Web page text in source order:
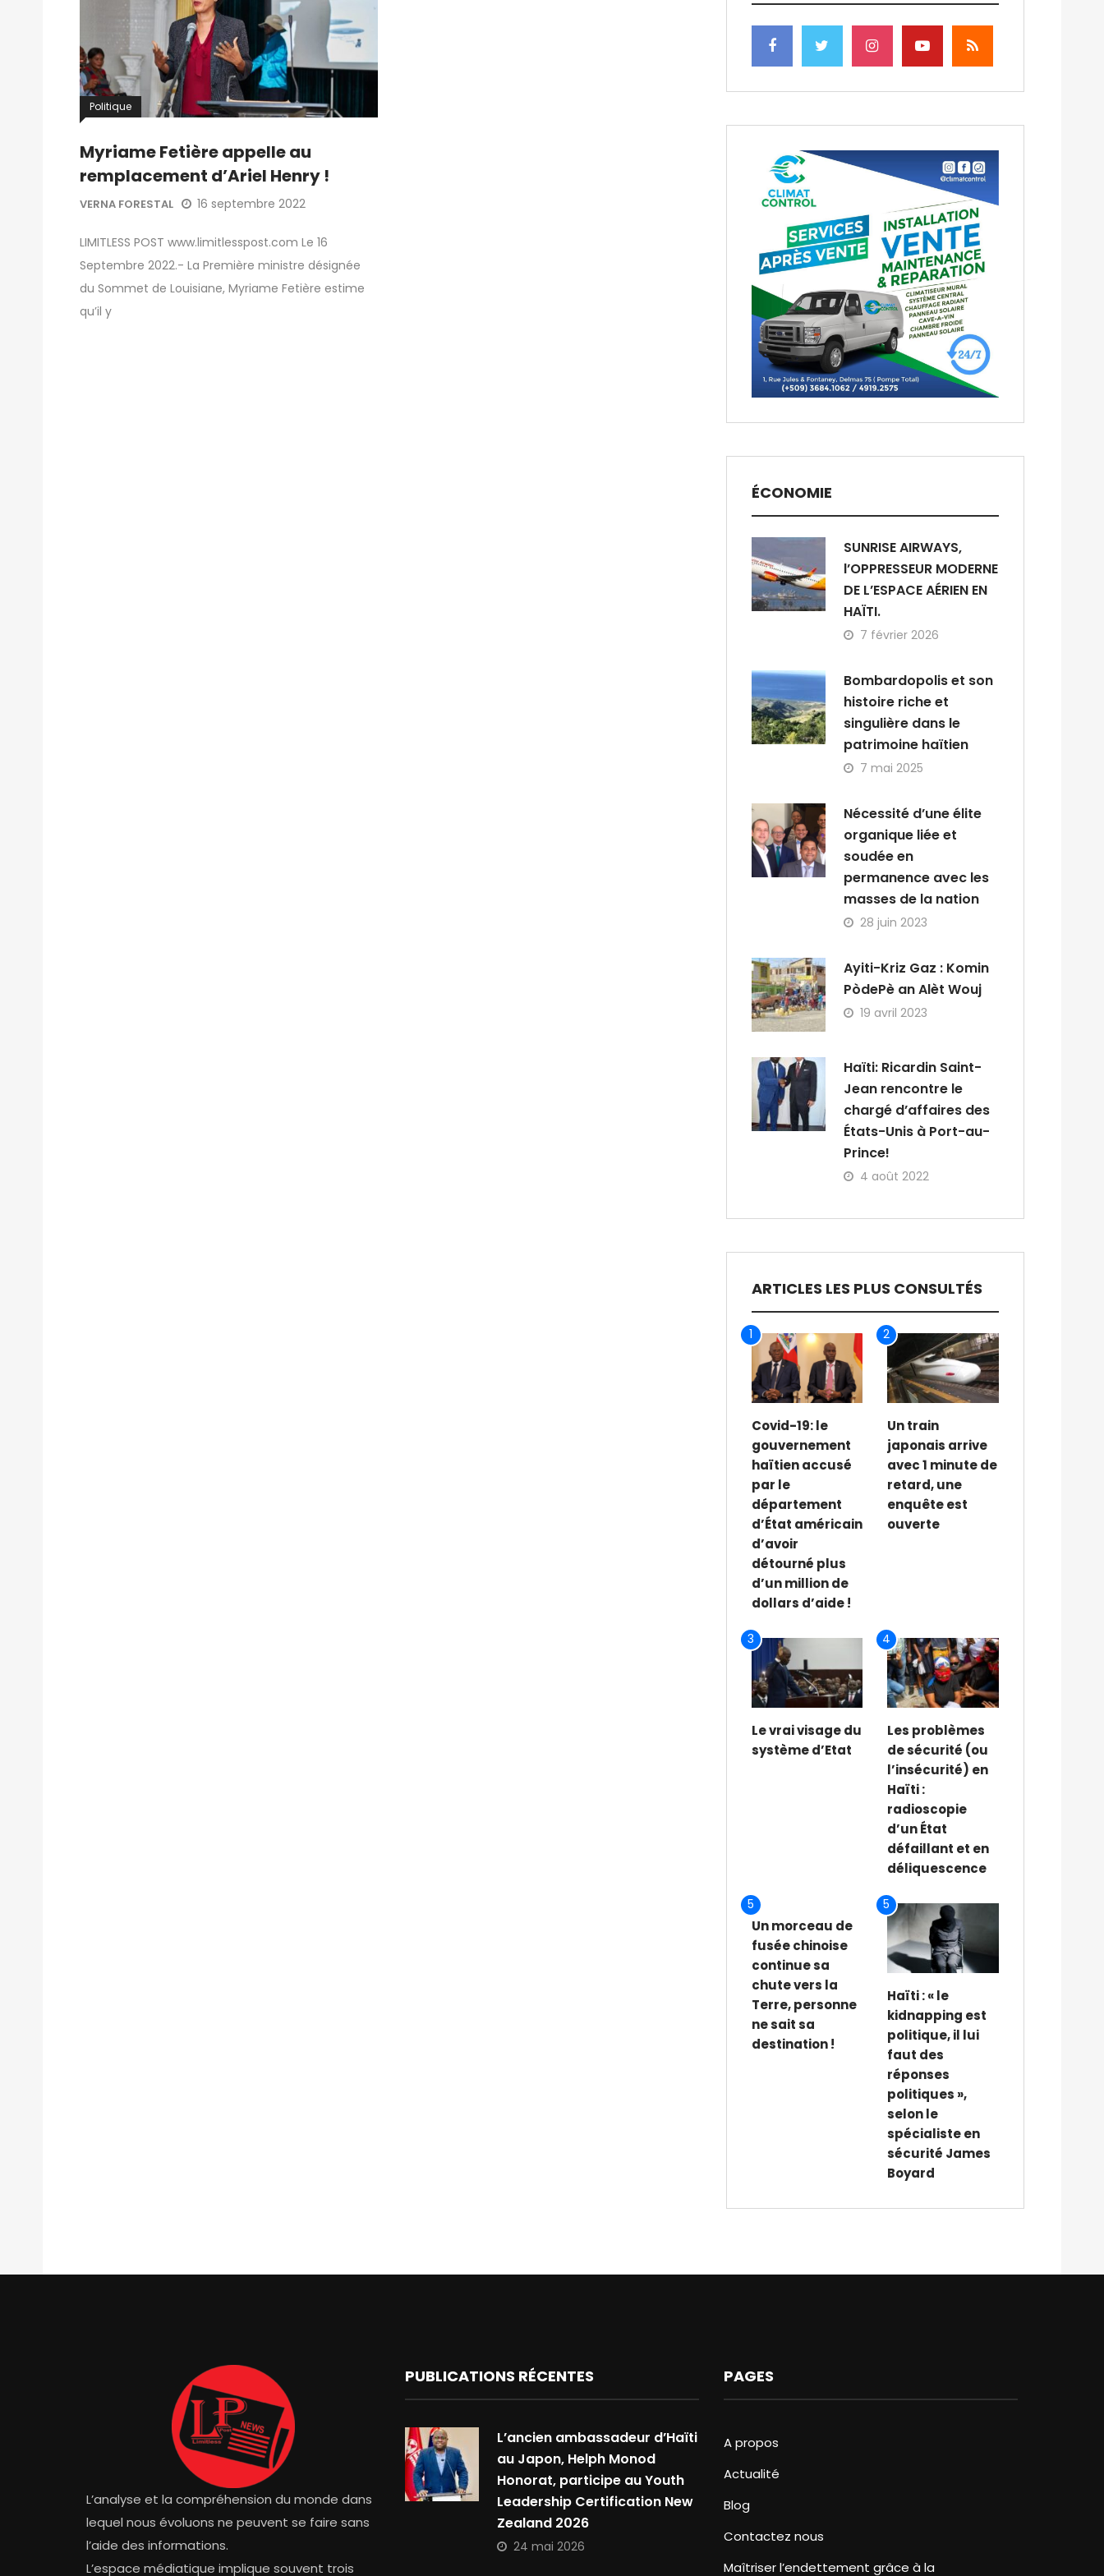
Politique
Myriame Fetière appelle au
remplacement d’Ariel Henry !
VERNA FORESTAL 16 septembre 2022
LIMITLESS POST www.limitlesspost.com Le 16
Septembre 2022.- La Première ministre désignée
du Sommet de Louisiane, Myriame Fetière estime
qu’il y
ÉCONOMIE
SUNRISE AIRWAYS,
l’OPPRESSEUR MODERNE
DE L’ESPACE AÉRIEN EN
HAÏTI.
7 février 2026
Bombardopolis et son
histoire riche et
singulière dans le
patrimoine haïtien
7 mai 2025
Nécessité d’une élite
organique liée et
soudée en
permanence avec les
masses de la nation
28 juin 2023
Ayiti-Kriz Gaz : Komin
PòdePè an Alèt Wouj
19 avril 2023
Haïti: Ricardin Saint-
Jean rencontre le
chargé d’affaires des
États-Unis à Port-au-
Prince!
4 août 2022
ARTICLES LES PLUS CONSULTÉS
1
Covid-19: le
gouvernement
haïtien accusé
par le
département
d’État américain
d’avoir
détourné plus
d’un million de
dollars d’aide !
2
Un train
japonais arrive
avec 1 minute de
retard, une
enquête est
ouverte
3
Le vrai visage du
système d’Etat
4
Les problèmes
de sécurité (ou
l’insécurité) en
Haïti :
radioscopie
d’un État
défaillant et en
déliquescence
5
Un morceau de
fusée chinoise
continue sa
chute vers la
Terre, personne
ne sait sa
destination !
5
Haïti : « le
kidnapping est
politique, il lui
faut des
réponses
politiques »,
selon le
spécialiste en
sécurité James
Boyard
L’analyse et la compréhension du monde dans
lequel nous évoluons ne peuvent se faire sans
l’aide des informations.
L’espace médiatique implique souvent trois
PUBLICATIONS RÉCENTES
L’ancien ambassadeur d’Haïti
au Japon, Helph Monod
Honorat, participe au Youth
Leadership Certification New
Zealand 2026
24 mai 2026
PAGES
A propos
Actualité
Blog
Contactez nous
Maîtriser l’endettement grâce à la